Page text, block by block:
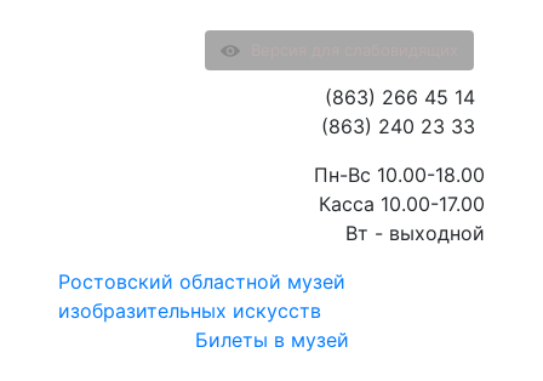
Ростовский областной музей
изобразительных искусств
Билеты в музей
(863) 266 45 14
(863) 240 23 33
Пн-Вс 10.00-18.00
Касса 10.00-17.00
Вт - выходной